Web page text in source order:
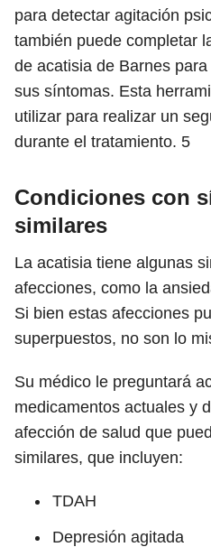
para detectar agitación
también puede completar
de acatisia de Barnes
sus síntomas. Esta
utilizar para realizar un
durante el tratamiento. 5
Condiciones con
similares
La acatisia tiene algunas
afecciones, como la
Si bien estas afecciones
superpuestos, no son lo
Su médico le preguntará
medicamentos actuales y
afección de salud que
similares, que incluyen:
TDAH
Depresión agitada